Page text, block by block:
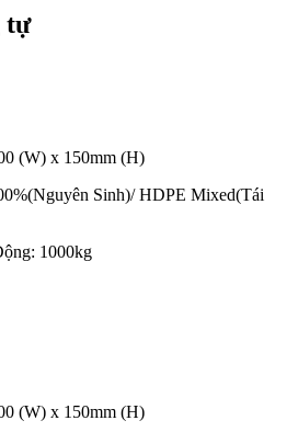
tự
(W) x 150mm (H)
Sinh)/ HDPE Mixed(Tái
1000kg
(W) x 150mm (H)